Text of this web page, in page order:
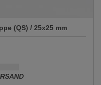
(QS) / 25x25 mm